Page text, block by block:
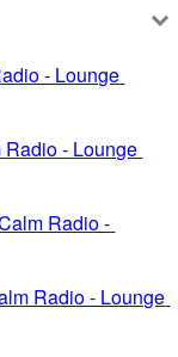
- Lounge
- Lounge
Radio -
Radio - Lounge